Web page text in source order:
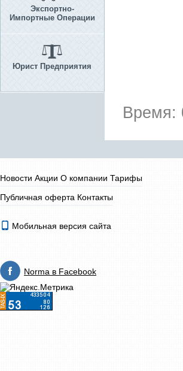
Экспортно-
Импортные Операции
Юрист Предприятия
Время:
Новости Акции О компании Тарифы
Публичная оферта Контакты
Мобильная версия сайта
Norma в Facebook